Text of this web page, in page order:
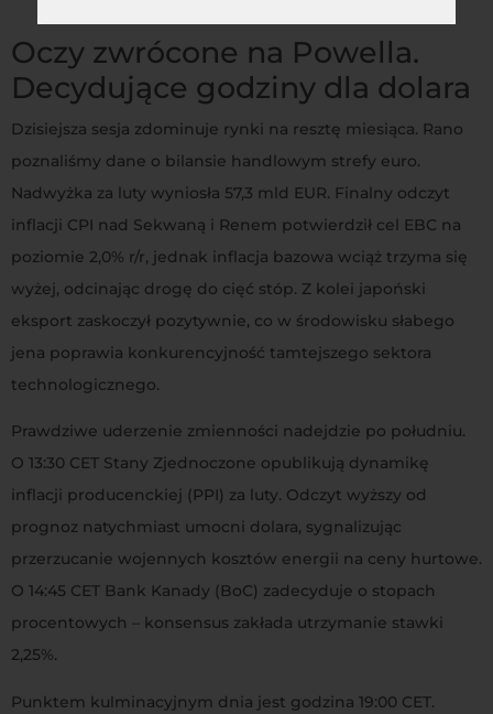
Oczy zwrócone na Powella.
Decydujące godziny dla dolara
Dzisiejsza sesja zdominuje rynki na resztę miesiąca. Rano
poznaliśmy dane o bilansie handlowym strefy euro.
Nadwyżka za luty wyniosła 57,3 mld EUR. Finalny odczyt
inflacji CPI nad Sekwaną i Renem potwierdził cel EBC na
poziomie 2,0% r/r, jednak inflacja bazowa wciąż trzyma się
wyżej, odcinając drogę do cięć stóp. Z kolei japoński
eksport zaskoczył pozytywnie, co w środowisku słabego
jena poprawia konkurencyjność tamtejszego sektora
technologicznego.
Prawdziwe uderzenie zmienności nadejdzie po południu.
O 13:30 CET Stany Zjednoczone opublikują dynamikę
inflacji producenckiej (PPI) za luty. Odczyt wyższy od
prognoz natychmiast umocni dolara, sygnalizując
przerzucanie wojennych kosztów energii na ceny hurtowe.
O 14:45 CET Bank Kanady (BoC) zadecyduje o stopach
procentowych – konsensus zakłada utrzymanie stawki
2,25%.
Punktem kulminacyjnym dnia jest godzina 19:00 CET.